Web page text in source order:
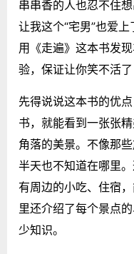
串串香的人也忍不住
让我这个“宅男”也爱
用《走遍》这本书发
验，保证让你笑不活了
先得说说这本书的优
书，就能看到一张张
角落的美景。不像那
半天也不知道在哪里
有周边的小吃、住宿
里还介绍了每个景点
少知识。